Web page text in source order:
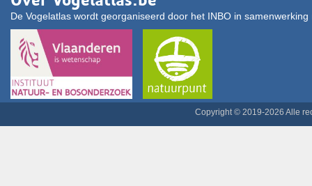
De Vogelatlas wordt georganiseerd door het INBO in
Copyright © 2019-2026 Alle